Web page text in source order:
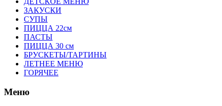
ЗАКУСКИ
СУПЫ
ПИЦЦА 22см
ПАСТЫ
ПИЦЦА 30 см
БРУСКЕТЫ/ТАРТИНЫ
ЛЕТНЕЕ МЕНЮ
ГОРЯЧЕЕ
Меню